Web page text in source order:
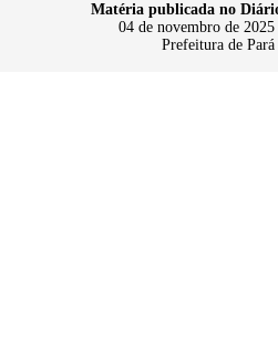
Matéria publicada no
04 de novembro de
Prefeitura de